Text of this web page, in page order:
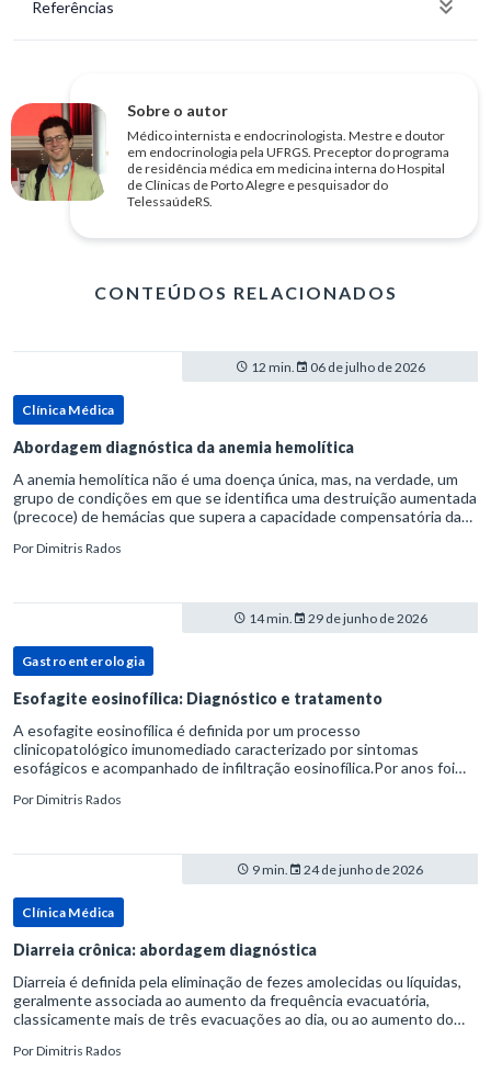
Referências
Sobre o autor
Médico internista e endocrinologista. Mestre e doutor
em endocrinologia pela UFRGS. Preceptor do programa
de residência médica em medicina interna do Hospital
de Clínicas de Porto Alegre e pesquisador do
TelessaúdeRS.
CONTEÚDOS RELACIONADOS
12 min. 06 de julho de 2026
Clínica Médica
Abordagem diagnóstica da anemia hemolítica
A anemia hemolítica não é uma doença única, mas, na verdade, um
grupo de condições em que se identifica uma destruição aumentada
(precoce) de hemácias que supera a capacidade compensatória da
PorDimitris Rados
14 min. 29 de junho de 2026
Gastroenterologia
Esofagite eosinofílica: Diagnóstico e tratamento
A esofagite eosinofílica é definida por um processo
clinicopatológico imunomediado caracterizado por sintomas
esofágicos e acompanhado de infiltração eosinofílica.Por anos foi
refluxo gastr
PorDimitris Rados
9 min. 24 de junho de 2026
Clínica Médica
Diarreia crônica: abordagem diagnóstica
Diarreia é definida pela eliminação de fezes amolecidas ou líquidas,
geralmente associada ao aumento da frequência evacuatória,
classicamente mais de três evacuações ao dia, ou ao aumento do
PorDimitris Rados